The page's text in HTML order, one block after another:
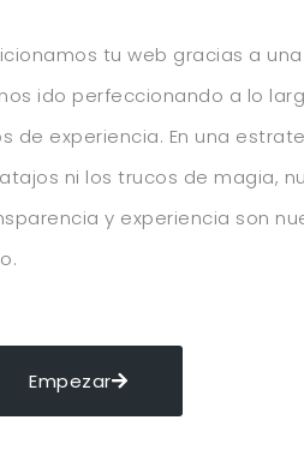
tu web gracias a
ido perfeccionando a lo
de experiencia. En una
ni los trucos de magia,
y experiencia son
Empezar